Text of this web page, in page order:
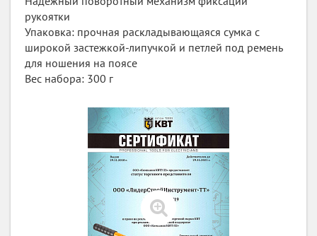
рукоятки
Упаковка: прочная раскладывающаяся сумка с
широкой застежкой-липучкой и петлей под ремень
для ношения на поясе
Вес набора: 300 г